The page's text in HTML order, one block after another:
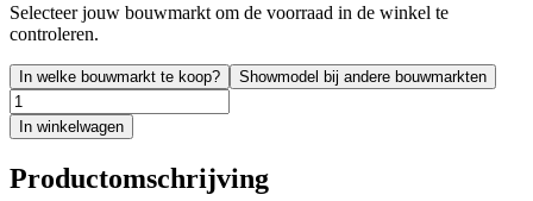
Selecteer jouw bouwmarkt om de voorraad in de winkel te
controleren.
In welke bouwmarkt te koop? Showmodel bij andere bouwmarkten
In winkelwagen
Productomschrijving